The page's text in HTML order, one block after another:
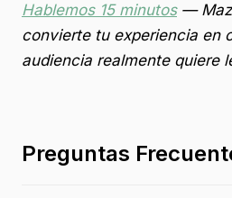
Hablemos 15 minutos—
convierte tu experiencia en
audiencia realmente quiere
Preguntas